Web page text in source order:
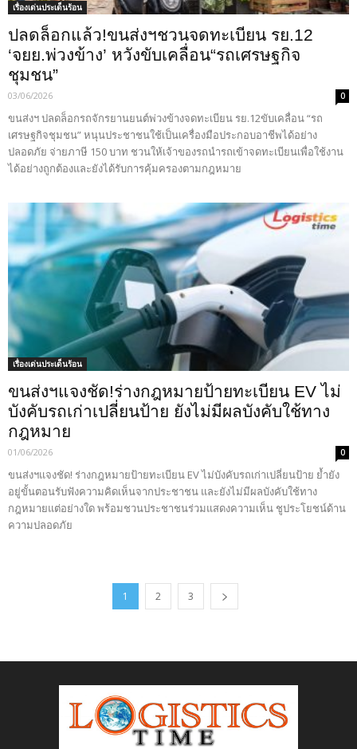
เรื่องเด่นประเด็นร้อน
ปลดล็อกแล้ว!ขนส่งฯชวนจดทะเบียน รย.12
‘จยย.พ่วงข้าง’ หวังขับเคลื่อน“รถเศรษฐกิจ
ชุมชน”
03/06/2026 0
ขนส่งฯ ปลดล็อกรถจักรยานยนต์พ่วงข้างจดทะเบียน รย.12ขับเคลื่อน “รถ
เศรษฐกิจชุมชน” หนุนประชาชนใช้เป็นเครื่องมือประกอบอาชีพได้อย่าง
ปลอดภัย จ่ายภาษี 150 บาท ชวนให้เจ้าของรถนำรถเข้าจดทะเบียนเพื่อใช้งาน
ได้อย่างถูกต้องและยังได้รับการคุ้มครองตามกฎหมาย
เรื่องเด่นประเด็นร้อน
ขนส่งฯแจงชัด!ร่างกฎหมายป้ายทะเบียน EV ไม่
บังคับรถเก่าเปลี่ยนป้าย ยังไม่มีผลบังคับใช้ทาง
กฎหมาย
01/06/2026 0
ขนส่งฯแจงชัด! ร่างกฎหมายป้ายทะเบียน EV ไม่บังคับรถเก่าเปลี่ยนป้าย ย้ำยัง
อยู่ขั้นตอนรับฟังความคิดเห็นจากประชาชน และยังไม่มีผลบังคับใช้ทาง
กฎหมายแต่อย่างใด พร้อมชวนประชาชนร่วมแสดงความเห็น ชูประโยชน์ด้าน
ความปลอดภัย
1 2 3